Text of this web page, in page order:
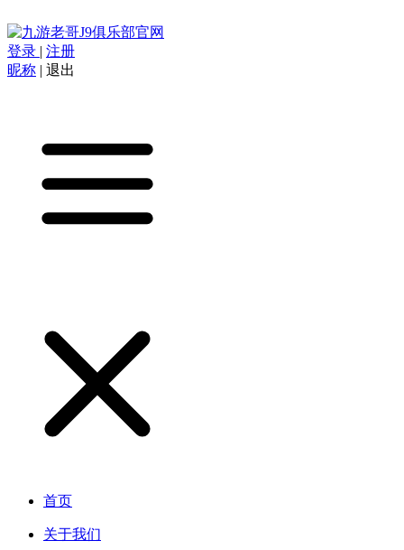
登录 | 注册
昵称 | 退出
首页
关于我们